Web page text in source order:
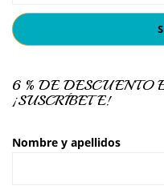
6 % DE DESCUENTO
¡SUSCRÍBETE!
Nombre y apellidos